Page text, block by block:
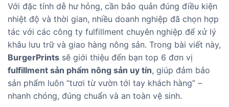
Với đặc tính dễ hư hỏng, cần bảo quản đúng điều kiện
nhiệt độ và thời gian, nhiều doanh nghiệp đã chọn hợp
tác với các công ty fulfillment chuyên nghiệp để xử lý
khâu lưu trữ và giao hàng nông sản. Trong bài viết này,
BurgerPrints sẽ giới thiệu đến bạn top 6 đơn vị
fulfillment sản phẩm nông sản uy tín, giúp đảm bảo
sản phẩm luôn “tươi từ vườn tới tay khách hàng” –
nhanh chóng, đúng chuẩn và an toàn vệ sinh.